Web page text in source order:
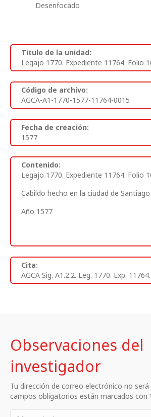
Desenfocado
Titulo de la unidad:
Legajo 1770. Expediente 11764. Folio
Código de archivo:
AGCA-A1-1770-1577-11764-0015
Fecha de creación:
1577
Contenido:
Legajo 1770. Expediente 11764. Folio
Cabildo hecho en la ciudad de
Año 1577
Cita:
AGCA Sig. A1.2.2. Leg. 1770. Exp.
Observaciones del
investigador
Tu dirección de correo electrónico no será
campos obligatorios están marcados con